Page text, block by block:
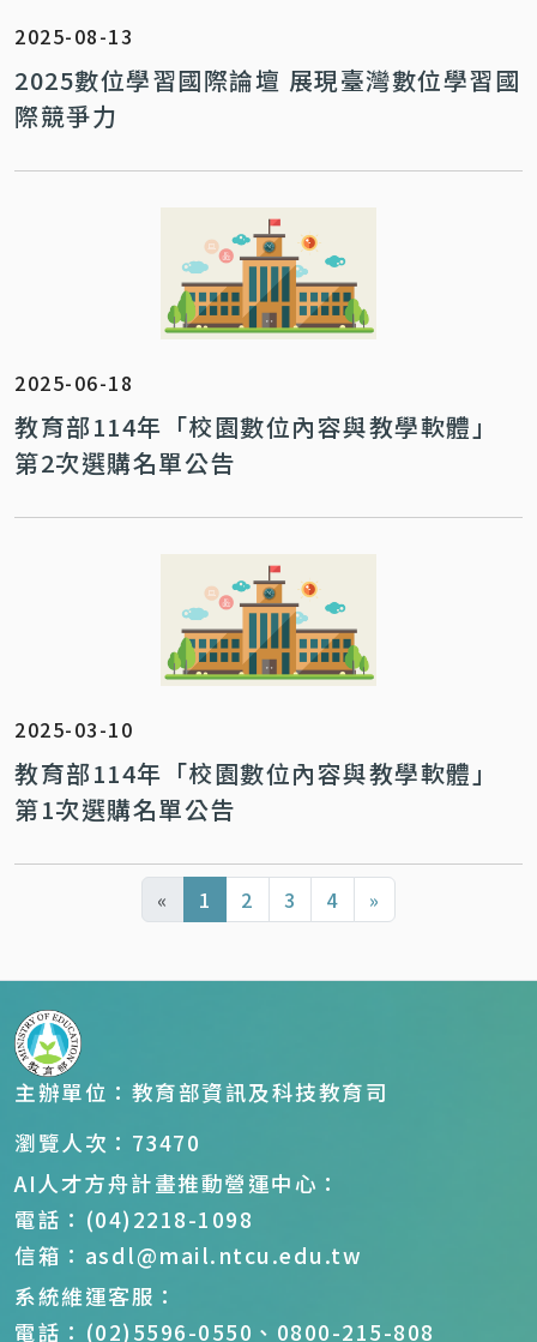
2025-08-13
2025數位學習國際論壇 展現臺灣數位學習國
際競爭力
2025-06-18
教育部114年「校園數位內容與教學軟體」
第2次選購名單公告
2025-03-10
教育部114年「校園數位內容與教學軟體」
第1次選購名單公告
« 1 2 3 4 »
主辦單位：教育部資訊及科技教育司
瀏覽人次：73470
AI人才方舟計畫推動營運中心：
電話：(04)2218-1098
信箱：asdl@mail.ntcu.edu.tw
系統維運客服：
電話：(02)5596-0550、0800-215-808